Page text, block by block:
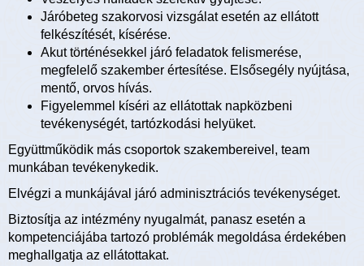
Járóbeteg szakorvosi vizsgálat esetén az ellátott
felkészítését, kísérése.
Akut történésekkel járó feladatok felismerése,
megfelelő szakember értesítése. Elsősegély nyújtása,
mentő, orvos hívás.
Figyelemmel kíséri az ellátottak napközbeni
tevékenységét, tartózkodási helyüket.
Együttműködik más csoportok szakembereivel, team
munkában tevékenykedik.
Elvégzi a munkájával járó adminisztrációs tevékenységet.
Biztosítja az intézmény nyugalmát, panasz esetén a
kompetenciájába tartozó problémák megoldása érdekében
meghallgatja az ellátottakat.